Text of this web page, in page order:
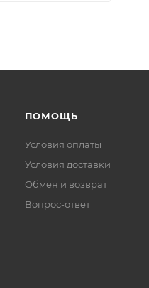
ПОМОЩЬ
Условия оплаты
Условия доставки
Обмен и возврат
Вопрос-ответ